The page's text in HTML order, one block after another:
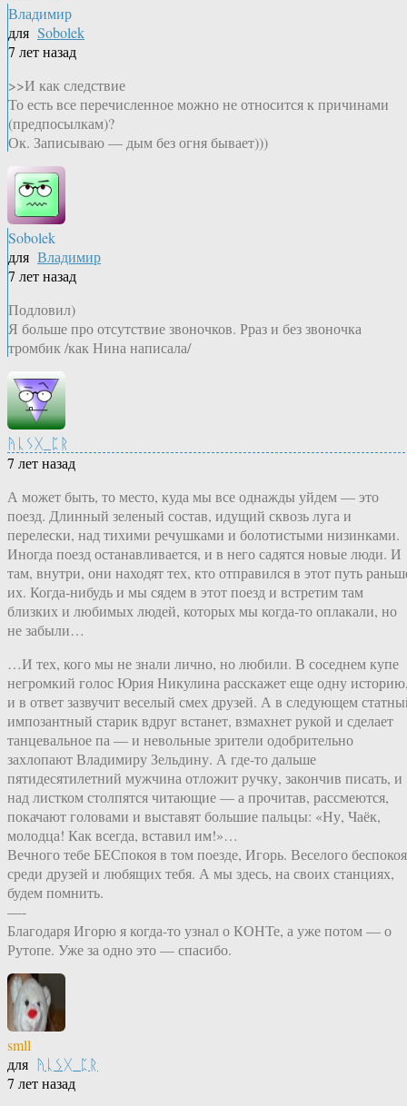
Владимир
для Sobolek
7 лет назад
>>И как следствие
То есть все перечисленное можно не относится к причинами
(предпосылкам)?
Ок. Записываю — дым без огня бывает)))
Sobolek
для Владимир
7 лет назад
Подловил)
Я больше про отсутствие звоночков. Рраз и без звоночка
тромбик /как Нина написала/
ᚤᚳᛊᚷ_ᛈᚱ
7 лет назад
А может быть, то место, куда мы все однажды уйдем — это
поезд. Длинный зеленый состав, идущий сквозь луга и
перелески, над тихими речушками и болотистыми низинками.
Иногда поезд останавливается, и в него садятся новые люди. И
там, внутри, они находят тех, кто отправился в этот путь
их. Когда-нибудь и мы сядем в этот поезд и встретим там
близких и любимых людей, которых мы когда-то оплакали, но
не забыли…
…И тех, кого мы не знали лично, но любили. В соседнем купе
негромкий голос Юрия Никулина расскажет еще одну
и в ответ зазвучит веселый смех друзей. А в следующем
импозантный старик вдруг встанет, взмахнет рукой и сделает
танцевальное па — и невольные зрители одобрительно
захлопают Владимиру Зельдину. А где-то дальше
пятидесятилетний мужчина отложит ручку, закончив писать, и
над листком столпятся читающие — а прочитав, рассмеются,
покачают головами и выставят большие пальцы: «Ну, Чаёк,
молодца! Как всегда, вставил им!»…
Вечного тебе БЕСпокоя в том поезде, Игорь. Веселого беспокоя
среди друзей и любящих тебя. А мы здесь, на своих станциях,
будем помнить.
—-
Благодаря Игорю я когда-то узнал о КОНТе, а уже потом — о
Рутопе. Уже за одно это — спасибо.
smll
для ᚤᚳᛊᚷ_ᛈᚱ
7 лет назад